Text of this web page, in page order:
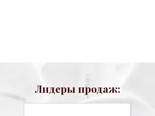
Лидеры продаж: